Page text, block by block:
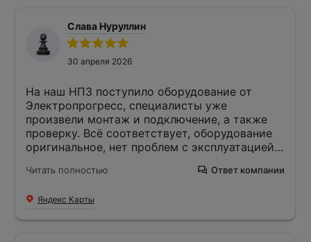
Слава Нуруллин
30 апреля 2026
На наш НПЗ поступило оборудование от
Электропрогресс, специалисты уже
произвели монтаж и подключение, а также
проверку. Всё соответствует, оборудование
оригинальное, нет проблем с эксплуатацией в
Читать полностью Ответ компании
Яндекс Карты